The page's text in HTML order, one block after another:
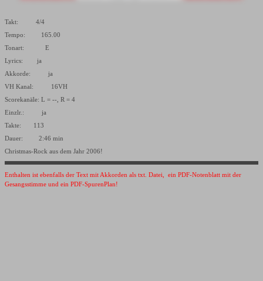
Takt: 4/4
Tempo: 165.00
Tonart: E
Lyrics: ja
Akkorde: ja
VH Kanal: 16VH
Scorekanäle: L = --, R = 4
Einzlr.: ja
Takte: 113
Dauer: 2:46 min
Christmas-Rock aus dem Jahr 2006!
Enthalten ist ebenfalls der Text mit Akkorden als txt. Datei, ein PDF-Notenblatt mit der
Gesangsstimme und ein PDF-SpurenPlan!